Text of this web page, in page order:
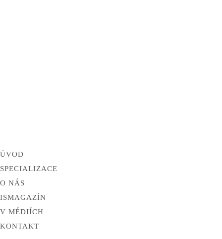
ÚVOD
SPECIALIZACE
O NÁS
ISMAGAZÍN
V MÉDIÍCH
KONTAKT